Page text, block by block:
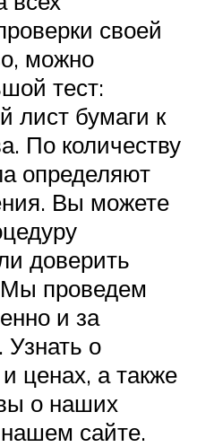
своей
можно
тест:
лист бумаги к
По количеству
определяют
Вы можете
доверить
проведем
и за
о
ценах, а также
о наших
сайте.